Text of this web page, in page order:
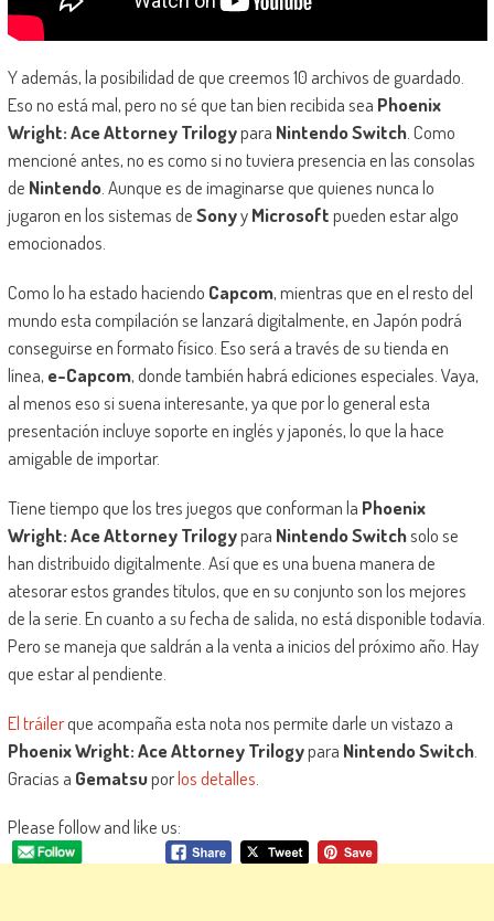
Y además, la posibilidad de que creemos 10 archivos de guardado.
Eso no está mal, pero no sé que tan bien recibida sea Phoenix
Wright: Ace Attorney Trilogypara Nintendo Switch. Como
mencioné antes, no es como si no tuviera presencia en las consolas
de Nintendo. Aunque es de imaginarse que quienes nunca lo
jugaron en los sistemas deSonyyMicrosoftpueden estar algo
emocionados.
Como lo ha estado haciendo Capcom, mientras que en el resto del
mundo esta compilación se lanzará digitalmente, en Japón podrá
conseguirse en formato físico. Eso será a través de su tienda en
línea, e-Capcom, donde también habrá ediciones especiales. Vaya,
al menos eso si suena interesante, ya que por lo general esta
presentación incluye soporte en inglés y japonés, lo que la hace
amigable de importar.
Tiene tiempo que los tres juegos que conforman la Phoenix
Wright: Ace Attorney Trilogypara Nintendo Switchsolo se
han distribuido digitalmente. Así que es una buena manera de
atesorar estos grandes títulos, que en su conjunto son los mejores
de la serie. En cuanto a su fecha de salida, no está disponible todavía.
Pero se maneja que saldrán a la venta a inicios del próximo año. Hay
que estar al pendiente.
El tráilerque acompaña esta nota nos permite darle un vistazo a
Phoenix Wright: Ace Attorney Trilogypara Nintendo Switch.
Gracias a Gematsuporlos detalles.
Please follow and like us: